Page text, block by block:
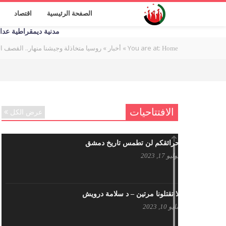
الصفحة الرئيسية اقتصاد
مدنية ديمقراطية عدالة
You are at: Home
» أخبار »روسيا متخاذلة وجيشنا منهار.. القصف
الافتتاحيات عرض الكل
حرائقكم لن تطمس تاريخ دمشق
يوليو 17, 2023
لا تقتلونا مرتين – د سلامة درويش
مايو 10, 2023